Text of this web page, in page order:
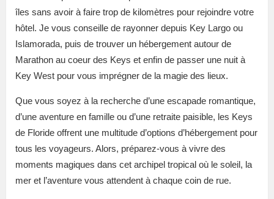
îles sans avoir à faire trop de kilomètres pour rejoindre votre
hôtel. Je vous conseille de rayonner depuis Key Largo ou
Islamorada, puis de trouver un hébergement autour de
Marathon au coeur des Keys et enfin de passer une nuit à
Key West pour vous imprégner de la magie des lieux.
Que vous soyez à la recherche d’une escapade romantique,
d’une aventure en famille ou d’une retraite paisible, les Keys
de Floride offrent une multitude d’options d’hébergement pour
tous les voyageurs. Alors, préparez-vous à vivre des
moments magiques dans cet archipel tropical où le soleil, la
mer et l’aventure vous attendent à chaque coin de rue.